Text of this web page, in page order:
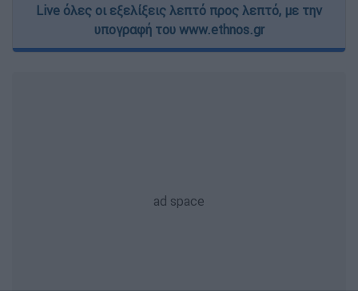
Live όλες οι εξελίξεις λεπτό προς λεπτό, με την
υπογραφή του www.ethnos.gr